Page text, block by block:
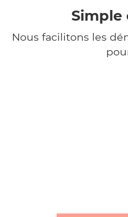
Simple
Nous facilitons les